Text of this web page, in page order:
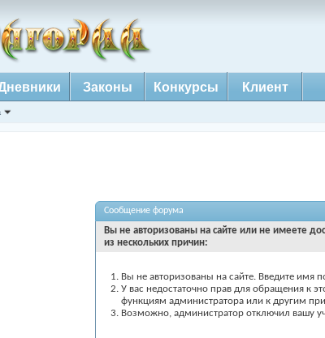
Законы Конкурсы Клиент
Сообщение форума
Вы не авторизованы на сайте или не имеете
из нескольких причин:
Вы не авторизованы на сайте. Введите имя
У вас недостаточно прав для обращения к
функциям администратора или к другим
Возможно, администратор отключил вашу